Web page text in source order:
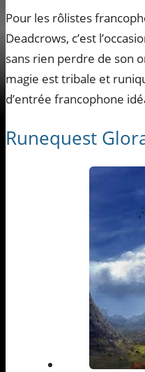
Pour les rôlistes
Deadcrows, c’est
sans rien perdre de son
magie est tribale et
d’entrée francophone
Runequest